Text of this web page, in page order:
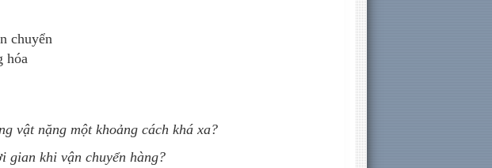
chuyển
hóa
vật nặng một khoảng cách khá xa?
gian khi vận chuyển hàng?